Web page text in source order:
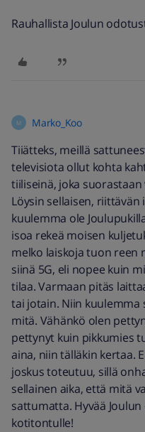
Rauhallista Joulun
M Marko_Koo
Tiiätteks, meillä
televisiota ollut kohta
tiiliseinä, joka
Löysin sellaisen,
kuulemma ole
isoa rekeä moisen
melko laiskoja tuon reen
siinä 5G, eli nopee kuin
tilaa. Varmaan pitäs
tai jotain. Niin kuulemma
mitä. Vähänkö olen
pettynyt kuin pikkumies
aina, niin tälläkin kertaa.
joskus toteutuu, sillä
sellainen aika, että mitä
sattumatta. Hyvää
kotitontulle!